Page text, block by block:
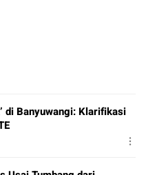
di Banyuwangi: Klarifikasi